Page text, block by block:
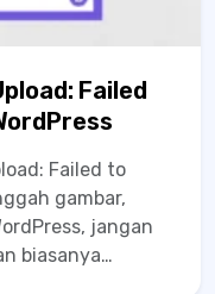
Failed
Failed to
gambar,
jangan
biasanya